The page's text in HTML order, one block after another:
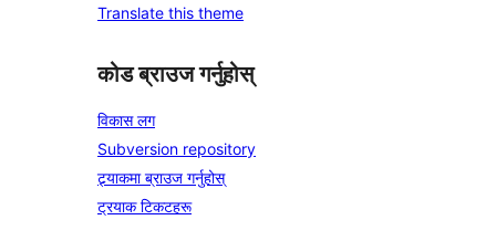
Translate this theme
कोड ब्राउज गर्नुहोस्
विकास लग
Subversion repository
ट्र्याकमा ब्राउज गर्नुहोस्
ट्रयाक टिकटहरू